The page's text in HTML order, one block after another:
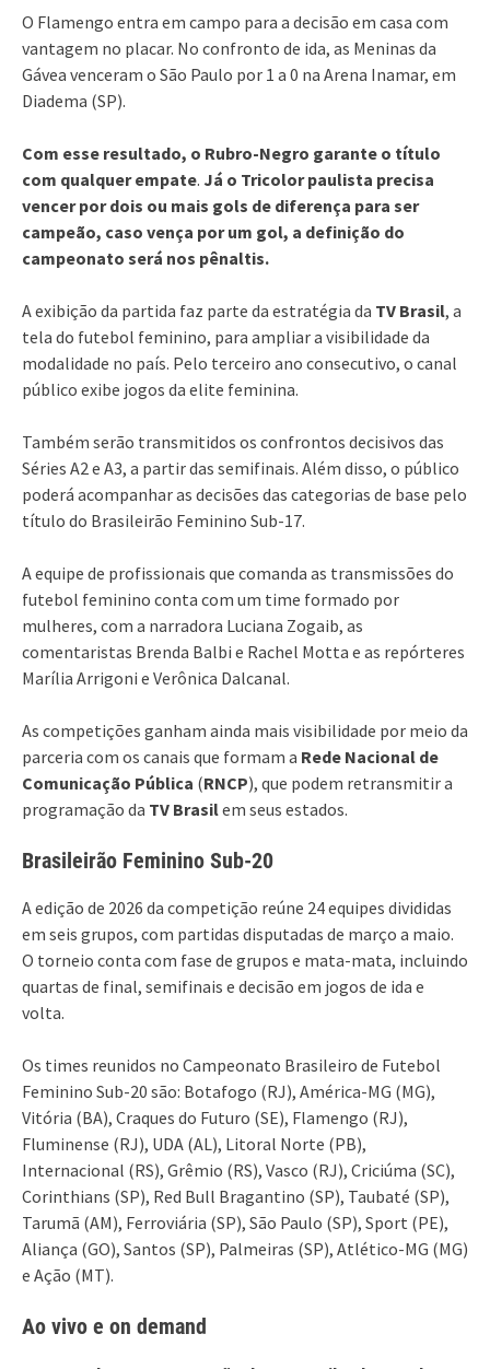
O Flamengo entra em campo para a decisão em casa com
vantagem no placar. No confronto de ida, as Meninas da
Gávea venceram o São Paulo por 1 a 0 na Arena Inamar, em
Diadema (SP).
Com esse resultado, o Rubro-Negro garante o título
com qualquer empate. Já o Tricolor paulista precisa
vencer por dois ou mais gols de diferença para ser
campeão, caso vença por um gol, a definição do
campeonato será nos pênaltis.
A exibição da partida faz parte da estratégia da TV Brasil, a
tela do futebol feminino, para ampliar a visibilidade da
modalidade no país. Pelo terceiro ano consecutivo, o canal
público exibe jogos da elite feminina.
Também serão transmitidos os confrontos decisivos das
Séries A2 e A3, a partir das semifinais. Além disso, o público
poderá acompanhar as decisões das categorias de base pelo
título do Brasileirão Feminino Sub-17.
A equipe de profissionais que comanda as transmissões do
futebol feminino conta com um time formado por
mulheres, com a narradora Luciana Zogaib, as
comentaristas Brenda Balbi e Rachel Motta e as repórteres
Marília Arrigoni e Verônica Dalcanal.
As competições ganham ainda mais visibilidade por meio da
parceria com os canais que formam a Rede Nacional de
Comunicação Pública (RNCP), que podem retransmitir a
programação da TV Brasilem seus estados.
Brasileirão Feminino Sub-20
A edição de 2026 da competição reúne 24 equipes divididas
em seis grupos, com partidas disputadas de março a maio.
O torneio conta com fase de grupos e mata-mata, incluindo
quartas de final, semifinais e decisão em jogos de ida e
volta.
Os times reunidos no Campeonato Brasileiro de Futebol
Feminino Sub-20 são: Botafogo (RJ), América-MG (MG),
Vitória (BA), Craques do Futuro (SE), Flamengo (RJ),
Fluminense (RJ), UDA (AL), Litoral Norte (PB),
Internacional (RS), Grêmio (RS), Vasco (RJ), Criciúma (SC),
Corinthians (SP), Red Bull Bragantino (SP), Taubaté (SP),
Tarumã (AM), Ferroviária (SP), São Paulo (SP), Sport (PE),
Aliança (GO), Santos (SP), Palmeiras (SP), Atlético-MG (MG)
e Ação (MT).
Ao vivo e on demand